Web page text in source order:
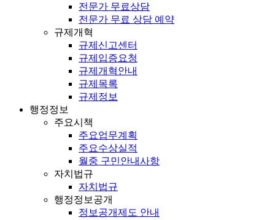
전문가 무료상담
전문가 무료 상담 예약
규제개혁
규제신고센터
규제입증요청
규제개혁안내
규제목록
규제정보
행정정보
주요시책
주요업무계획
주요수상실적
월중 구민안내사항
자치법규
자치법규
행정정보공개
정보공개제도 안내